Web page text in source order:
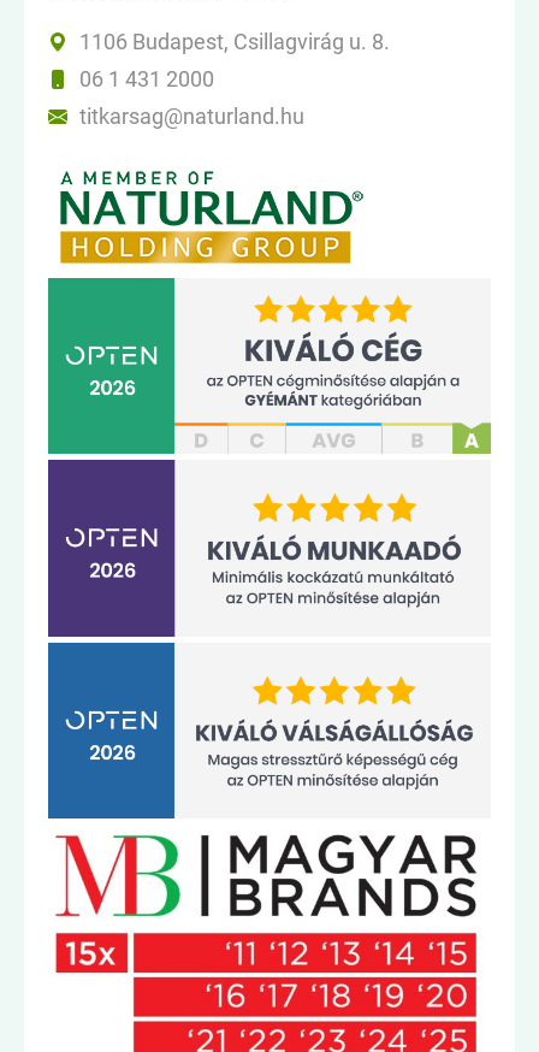
1106 Budapest, Csillagvirág u. 8.
06 1 431 2000
titkarsag@naturland.hu